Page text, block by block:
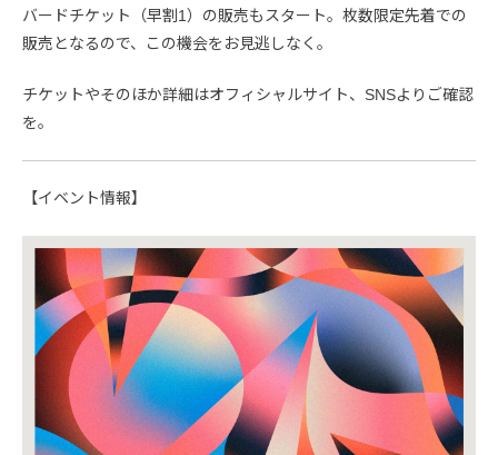
バードチケット（早割1）の販売もスタート。枚数限定先着での
販売となるので、この機会をお見逃しなく。
チケットやそのほか詳細はオフィシャルサイト、SNSよりご確認
を。
【イベント情報】